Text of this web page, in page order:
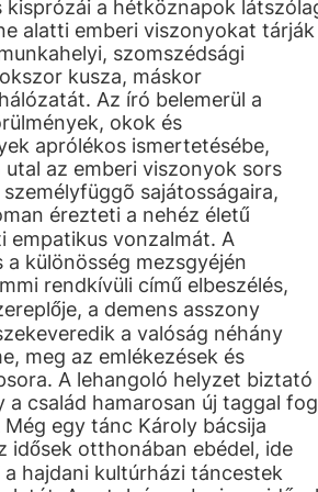
kisprózái a hétköznapok
alatti emberi viszonyokat tárják
szomszédsági
kusza, máskor
Az író belemerül a
okok és
aprólékos ismertetésébe,
az emberi viszonyok sors
sajátosságaira,
érezteti a nehéz életű
empatikus vonzalmát. A
a különösség mezsgyéjén
rendkívüli című elbeszélés,
a demens asszony
a valóság néhány
meg az emlékezések és
A lehangoló helyzet biztató
a család hamarosan új taggal fog
egy tánc Károly bácsija
idősek otthonában ebédel, ide
hajdani kultúrházi táncestek